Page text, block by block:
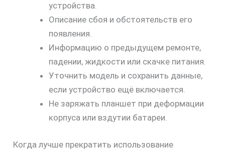
устройства.
Описание сбоя и обстоятельств его
появления.
Информацию о предыдущем ремонте,
падении, жидкости или скачке питания.
Уточнить модель и сохранить данные,
если устройство ещё включается.
Не заряжать планшет при деформации
корпуса или вздутии батареи.
Когда лучше прекратить использование